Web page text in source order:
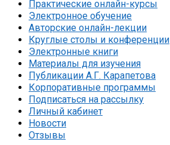
Практические онлайн-курсы
Электронное обучение
Авторские онлайн-лекции
Круглые столы и конференции
Электронные книги
Материалы для изучения
Публикации А.Г. Карапетова
Корпоративные программы
Подписаться на рассылку
Личный кабинет
Новости
Отзывы